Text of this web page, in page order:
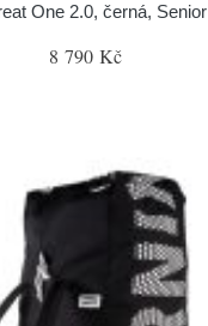
One 2.0, černá, Senior
8 790 Kč